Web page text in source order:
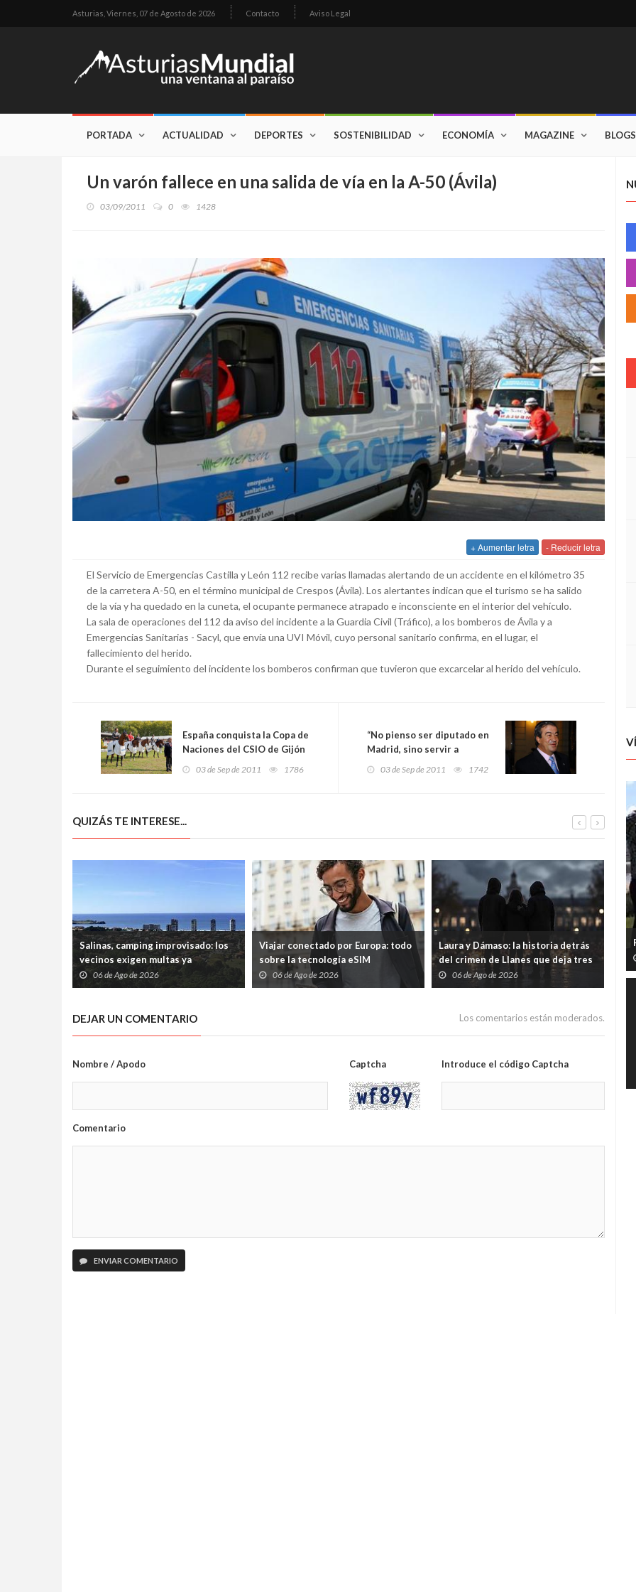
Asturias, Viernes, 07 de Agosto de 2026 Contacto Aviso Legal
PORTADA ACTUALIDAD DEPORTES SOSTENIBILIDAD ECONOMÍA MAGAZINE BLOGS
Un varón fallece en una salida de vía en la A-50 (Ávila)
03/09/2011 0 1428
+ Aumentar letra - Reducir letra
El Servicio de Emergencias Castilla y León 112 recibe varias llamadas alertando de un accidente en el kilómetro 35
de la carretera A-50, en el término municipal de Crespos (Ávila). Los alertantes indican que el turismo se ha salido
de la vía y ha quedado en la cuneta, el ocupante permanece atrapado e inconsciente en el interior del vehículo.
La sala de operaciones del 112 da aviso del incidente a la Guardia Civil (Tráfico), a los bomberos de Ávila y a
Emergencias Sanitarias - Sacyl, que envía una UVI Móvil, cuyo personal sanitario confirma, en el lugar, el
fallecimiento del herido.
Durante el seguimiento del incidente los bomberos confirman que tuvieron que excarcelar al herido del vehículo.
España conquista la Copa de
Naciones del CSIO de Gijón
03 de Sep de 2011 1786
“No pienso ser diputado en
Madrid, sino servir a
Asturias desde la
Presidencia del Principado”
03 de Sep de 2011 1742
QUIZÁS TE INTERESE...
Salinas, camping improvisado: los
vecinos exigen multas ya
06 de Ago de 2026
Viajar conectado por Europa: todo
sobre la tecnología eSIM
06 de Ago de 2026
Laura y Dámaso: la historia detrás
del crimen de Llanes que deja tres
hijos huérfanos
06 de Ago de 2026
El
DEJAR UN COMENTARIO Los comentarios están moderados.
Nombre / Apodo Captcha Introduce el código Captcha
Comentario
ENVIAR COMENTARIO